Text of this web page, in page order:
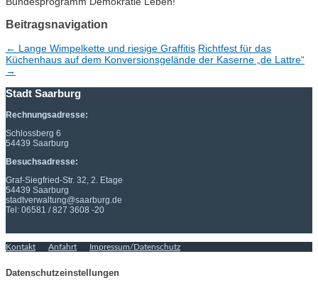
Beitragsnavigation
← Lange Wimpelkette und riesige Graffitis Richtfest für das
Küchenhaus auf dem Konversionsgelände der Kaserne „de Lattre“
→
Stadt Saarburg
Rechnungsadresse:
Schlossberg 6
54439 Saarburg
Besuchsadresse:
Graf-Siegfried-Str. 32, 2. Etage
54439 Saarburg
stadtverwaltung@saarburg.de
Tel: 06581 / 827 3608 -20
Kontakt Anfahrt Impressum/Datenschutz
Datenschutzeinstellungen